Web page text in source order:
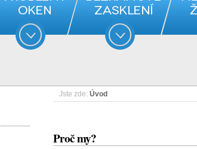
Jste zde: Úvod
Proč my?